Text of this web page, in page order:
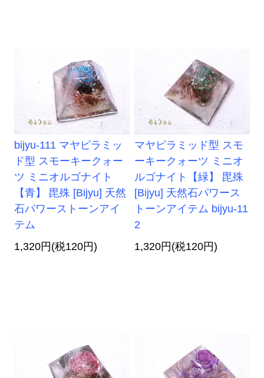
bijyu-111 マヤピラミッ
ド型 スモーキークォー
ツ ミニオルゴナイト
【青】 毘殊 [Bijyu] 天然
石パワーストーンアイ
テム
1,320円(税120円)
マヤピラミッド型 スモ
ーキークォーツ ミニオ
ルゴナイト【緑】 毘殊
[Bijyu] 天然石パワース
トーンアイテム bijyu-11
2
1,320円(税120円)